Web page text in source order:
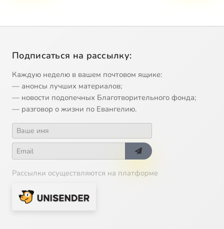
Подписаться на рассылку:
Каждую неделю в вашем почтовом ящике:
— анонсы лучших материалов;
— новости подопечных Благотворительного фонда;
— разговор о жизни по Евангелию.
Рассылки осуществляются на платформе